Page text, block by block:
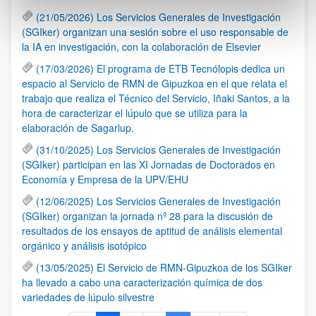
(21/05/2026) Los Servicios Generales de Investigación
(SGIker) organizan una sesión sobre el uso responsable de
la IA en investigación, con la colaboración de Elsevier
(17/03/2026) El programa de ETB Tecnólopis dedica un
espacio al Servicio de RMN de Gipuzkoa en el que relata el
trabajo que realiza el Técnico del Servicio, Iñaki Santos, a la
hora de caracterizar el lúpulo que se utiliza para la
elaboración de Sagarlup.
(31/10/2025) Los Servicios Generales de Investigación
(SGIker) participan en las XI Jornadas de Doctorados en
Economía y Empresa de la UPV/EHU
(12/06/2025) Los Servicios Generales de Investigación
(SGIker) organizan la jornada nº 28 para la discusión de
resultados de los ensayos de aptitud de análisis elemental
orgánico y análisis isotópico
(13/05/2025) El Servicio de RMN-Gipuzkoa de los SGIker
ha llevado a cabo una caracterización química de dos
variedades de lúpulo silvestre